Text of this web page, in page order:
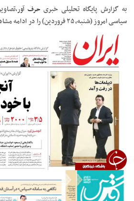
به گزارش پایگاه تحلیلی خبریحرف آور،
سیاسی امروز (شنبه، ۲۵ فروردین) را در ادامه مشاهده می‌کنید.